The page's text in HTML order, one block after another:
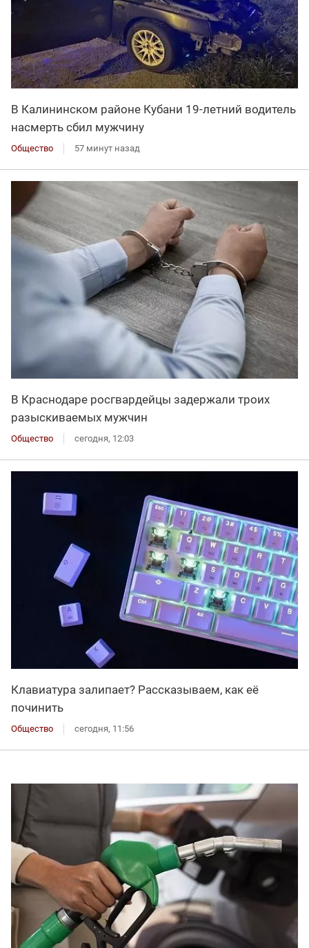
В Калининском районе Кубани 19-летний водитель
насмерть сбил мужчину
Общество 57 минут назад
В Краснодаре росгвардейцы задержали троих
разыскиваемых мужчин
Общество сегодня, 12:03
Клавиатура залипает? Рассказываем, как её
починить
Общество сегодня, 11:56